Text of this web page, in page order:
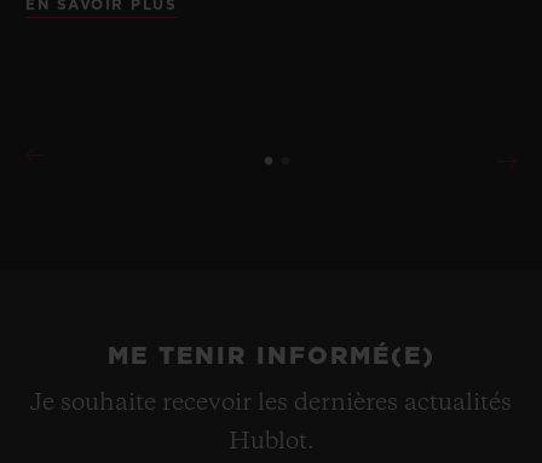
EN SAVOIR PLUS
ME TENIR INFORMÉ(E)
Je souhaite recevoir les dernières actualités
Hublot.